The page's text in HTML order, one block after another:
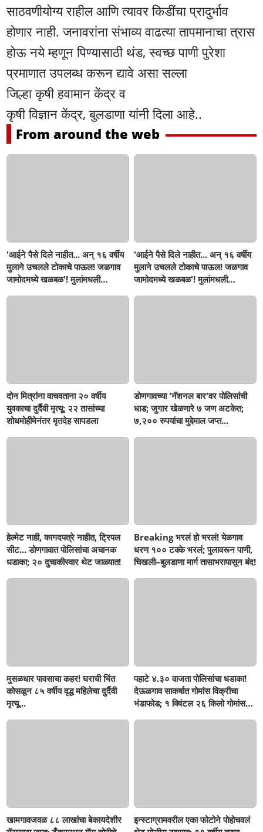
साठवणीयोग्य राहील आणि त्यावर किडींचा प्रादुर्भाव
होणार नाही. जनावरांना संभाव्य वाढत्या तापमानाचा त्रास
होऊ नये म्हणून पिण्यासाठी थंड, स्वच्छ पाणी पुरेशा
प्रमाणात उपलब्ध करून द्यावे असा सल्ला
जिल्हा कृषी हवामान केंद्र व
कृषी विज्ञान केंद्र, बुलडाणा यांनी दिला आहे..
From around the web
'आईने पैसे दिले नाहीत... अन् १६ वर्षीय
मुलाने उचलले टोकाचे पाऊल! जळगाव
जामोदमध्ये खळबळ'! मुलांमधली
'आईने पैसे दिले नाहीत... अन् १६ वर्षीय
मुलाने उचलले टोकाचे पाऊल! जळगाव
जामोदमध्ये खळबळ'! मुलांमधली
दोन मित्रांना वाचवताना २० वर्षीय
युवकाचा दुर्दैवी मृत्यू; २२ तासांच्या
शोधमोहीमेनंतर मृतदेह सापडला
डोणगावच्या 'नॅशनल बार'वर पोलिसांची
धाड; जुगार खेळणारे ७ जण अटकेत;
७,२०० रुपयांचा मुद्देमाल जप्त...
हेल्मेट नाही, कागदपत्रे नाहीत, ट्रिपल
सीट... डोणगावात पोलिसांचा अचानक
धडाका; २० दुचाकीस्वार थेट जाळ्यात!
Breaking भरलं हो भरलं! येळगाव
धरण १०० टक्के भरलं; पुलावरून पाणी,
चिखली–बुलडाणा मार्ग तासाभरापासून बंद!
मुसळधार पावसाचा कहर! घराची भिंत
कोसळून ८५ वर्षीय वृद्ध महिलेचा दुर्दैवी
मृत्यू...
पहाटे ४.३० वाजता पोलिसांचा धडाका!
देऊळगाव साकर्षात गोमांस विक्रीचा
भंडाफोड; १ क्विंटल २६ किलो गोमांस
खामगावजवळ ८८ लाखांचा बेकायदेशीर
इन्स्टाग्रामवरील एका फोटोने पोहोचवलं